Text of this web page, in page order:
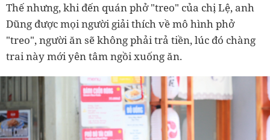
Thế nhưng, khi đến quán phở "treo" của chị Lệ, anh
Dũng được mọi người giải thích về mô hình phở
"treo", người ăn sẽ không phải trả tiền, lúc đó chàng
trai này mới yên tâm ngồi xuống ăn.